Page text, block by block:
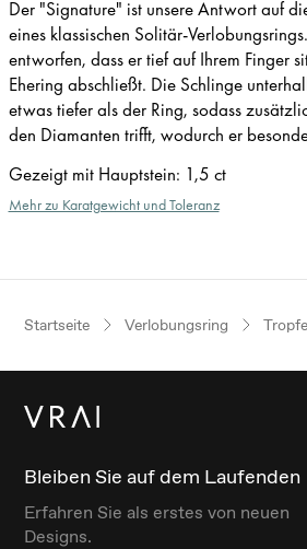
Der "Signature" ist unsere Antwort auf
eines klassischen Solitär-
entworfen, dass er tief auf Ihrem Finger
Ehering abschließt. Die Schlinge
etwas tiefer als der Ring, sodass
den Diamanten trifft, wodurch er
Gezeigt mit Hauptstein: 1,5 ct
Mehr zu Karatgewicht und Toleranz
Startseite Verlobungsring
Bleiben Sie auf dem Laufenden
Erfahren Sie als erstes von neuen
Designs.